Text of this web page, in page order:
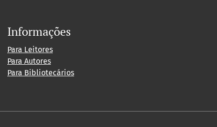
Informações
Para Leitores
Para Autores
Para Bibliotecários